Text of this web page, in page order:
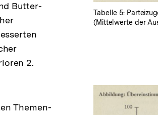
Tabelle 5:
(Mittelwerte der
Butter-
2.
Themen-